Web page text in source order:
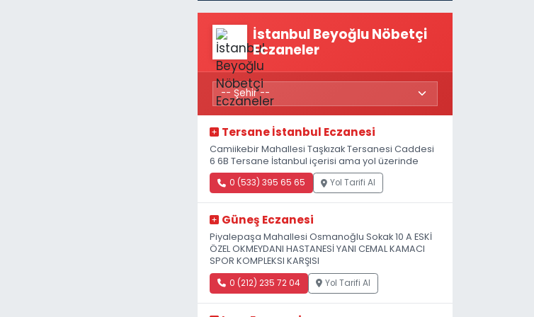
İstanbul Beyoğlu Nöbetçi
Eczaneler
Tersane İstanbul Eczanesi
Camiikebir Mahallesi Taşkızak Tersanesi Caddesi
6 6B Tersane İstanbul içerisi ama yol üzerinde
0 (533) 395 65 65 Yol Tarifi Al
Güneş Eczanesi
Piyalepaşa Mahallesi Osmanoğlu Sokak 10 A ESKİ
ÖZEL OKMEYDANI HASTANESİ YANI CEMAL KAMACI
SPOR KOMPLEKSI KARŞISI
0 (212) 235 72 04 Yol Tarifi Al